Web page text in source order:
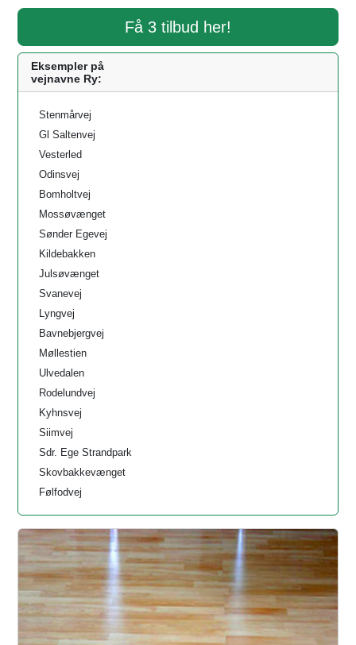
Få 3 tilbud her!
Eksempler på
vejnavne Ry:
Stenmårvej
Gl Saltenvej
Vesterled
Odinsvej
Bomholtvej
Mossøvænget
Sønder Egevej
Kildebakken
Julsøvænget
Svanevej
Lyngvej
Bavnebjergvej
Møllestien
Ulvedalen
Rodelundvej
Kyhnsvej
Siimvej
Sdr. Ege Strandpark
Skovbakkevænget
Følfodvej